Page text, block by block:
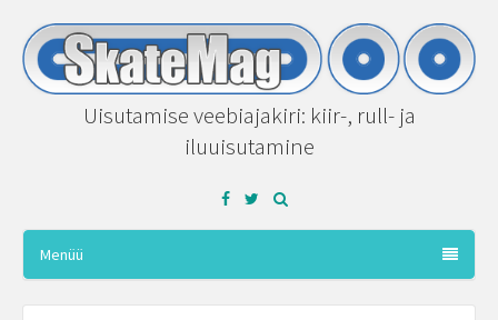
Uisutamise veebiajakiri: kiir-, rull- ja
iluuisutamine
Facebook
Twitter
Menüü